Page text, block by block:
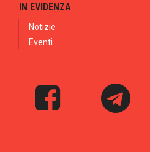
IN EVIDENZA
Notizie
Eventi